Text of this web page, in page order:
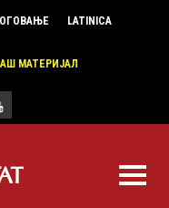
LATINICA
МАТЕРИЈАЛ